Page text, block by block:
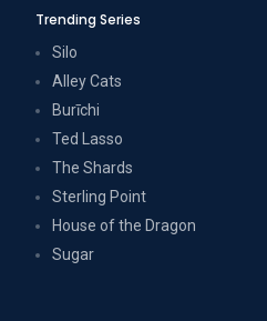
Trending Series
Silo
Alley Cats
Burīchi
Ted Lasso
The Shards
Sterling Point
House of the Dragon
Sugar